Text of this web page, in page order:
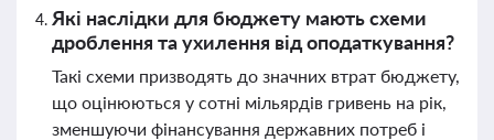
Які наслідки для бюджету мають схеми
дроблення та ухилення від оподаткування?
Такі схеми призводять до значних втрат бюджету,
що оцінюються у сотні мільярдів гривень на рік,
зменшуючи фінансування державних потреб і